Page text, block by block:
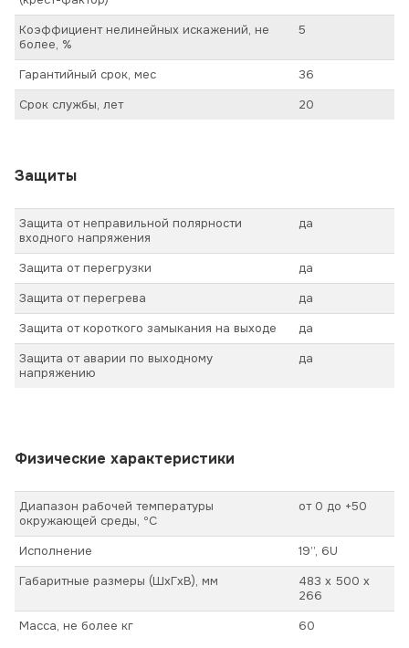
Коэффициент нелинейных искажений, не
более, %
5
Гарантийный срок, мес
36
Срок службы, лет
20
Защиты
Защита от неправильной полярности
входного напряжения
да
Защита от перегрузки
да
Защита от перегрева
да
Защита от короткого замыкания на выходе
да
Защита от аварии по выходному
напряжению
да
Физические характеристики
Диапазон рабочей температуры
окружающей среды, ºС
от 0 до +50
Исполнение
19’’, 6U
Габаритные размеры (ШхГхВ), мм
483 х 500 х
266
Масса, не более кг
60